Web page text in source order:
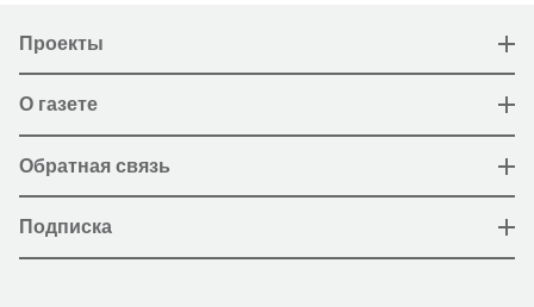
Проекты
О газете
Обратная связь
Подписка